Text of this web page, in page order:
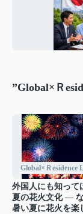
”Global×Ｒ
Global×Ｒesidence
外国人にも知って
夏の花火文化 ―
暑い夏に花火を楽